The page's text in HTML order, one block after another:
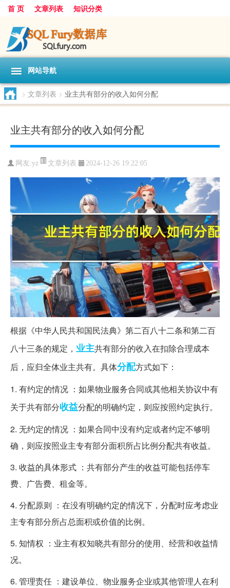
首 页 文章列表 知识分类
网站导航
> 文章列表 > 业主共有部分的收入如何分配
业主共有部分的收入如何分配
网友:yz 文章列表 2024-12-26 19:22:05
根据《中华人民共和国民法典》第二百八十二条和第二百
八十三条的规定， 业主共有部分的收入在扣除合理成本
后，应归全体业主共有。具体分配方式如下：
1. 有约定的情况 ：如果物业服务合同或其他相关协议中有
关于共有部分收益分配的明确约定，则应按照约定执行。
2. 无约定的情况 ：如果合同中没有约定或者约定不够明
确，则应按照业主专有部分面积所占比例分配共有收益。
3. 收益的具体形式 ：共有部分产生的收益可能包括停车
费、广告费、租金等。
4. 分配原则 ：在没有明确约定的情况下，分配时应考虑业
主专有部分所占总面积或价值的比例。
5. 知情权 ：业主有权知晓共有部分的使用、经营和收益情
况。
6. 管理责任 ：建设单位、物业服务企业或其他管理人在利